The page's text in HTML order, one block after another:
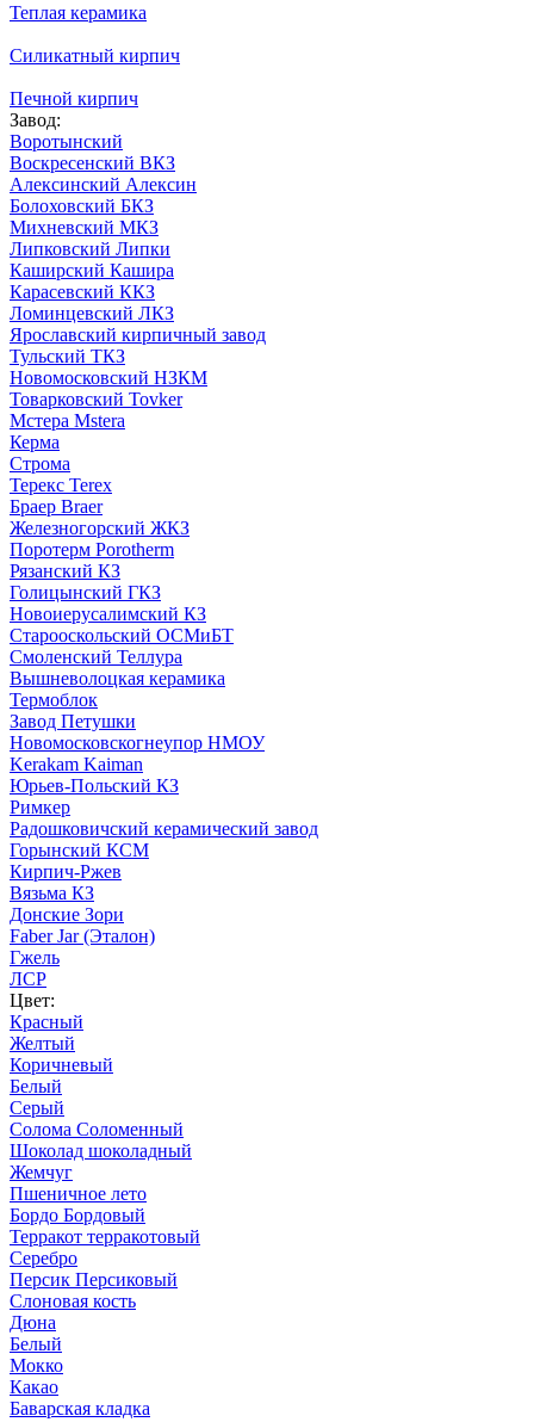
Теплая керамика
Силикатный кирпич
Печной кирпич
Завод:
Воротынский
Воскресенский ВКЗ
Алексинский Алексин
Болоховский БКЗ
Михневский МКЗ
Липковский Липки
Каширский Кашира
Карасевский ККЗ
Ломинцевский ЛКЗ
Ярославский кирпичный завод
Тульский ТКЗ
Новомосковский НЗКМ
Товарковский Tovker
Мстера Mstera
Керма
Строма
Терекс Terex
Браер Braer
Железногорский ЖКЗ
Поротерм Porotherm
Рязанский КЗ
Голицынский ГКЗ
Новоиерусалимский КЗ
Старооскольский ОСМиБТ
Смоленский Теллура
Вышневолоцкая керамика
Термоблок
Завод Петушки
Новомосковскогнеупор НМОУ
Kerakam Kaiman
Юрьев-Польский КЗ
Римкер
Радошковичский керамический завод
Горынский КСМ
Кирпич-Ржев
Вязьма КЗ
Донские Зори
Faber Jar (Эталон)
Гжель
ЛСР
Цвет:
Красный
Желтый
Коричневый
Белый
Серый
Солома Соломенный
Шоколад шоколадный
Жемчуг
Пшеничное лето
Бордо Бордовый
Терракот терракотовый
Серебро
Персик Персиковый
Слоновая кость
Дюна
Белый
Мокко
Какао
Баварская кладка